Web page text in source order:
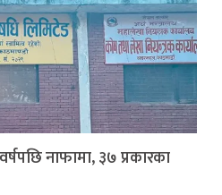
नाफामा, ३७ प्रकारका